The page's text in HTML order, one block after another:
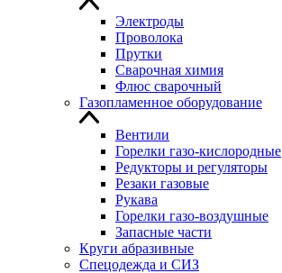
Электроды
Проволока
Прутки
Сварочная химия
Флюс сварочный
Газопламенное оборудование
Вентили
Горелки газо-кислородные
Редукторы и регуляторы
Резаки газовые
Рукава
Горелки газо-воздушные
Запасные части
Круги абразивные
Спецодежда и СИЗ